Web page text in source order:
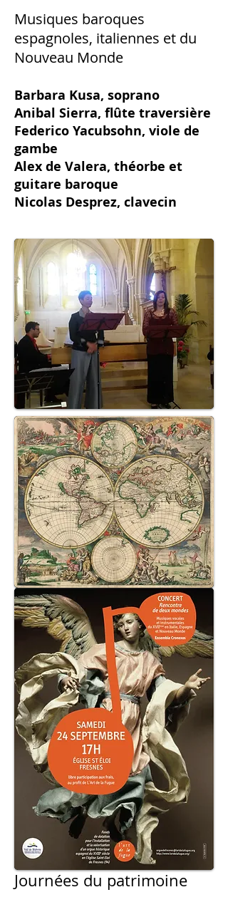
Musiques baroques
espagnoles, italiennes et du
Nouveau Monde
Barbara Kusa, soprano
Anibal Sierra, flûte traversière
Federico Yacubsohn, viole de
gambe
Alex de Valera, théorbe et
guitare baroque
Nicolas Desprez, clavecin
Journées du patrimoine